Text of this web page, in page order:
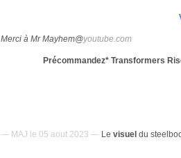
Merci à Mr Mayhem@youtube.com
Précommandez* Transformers
— MAJ le 05 aout 2023 — Le visuel du